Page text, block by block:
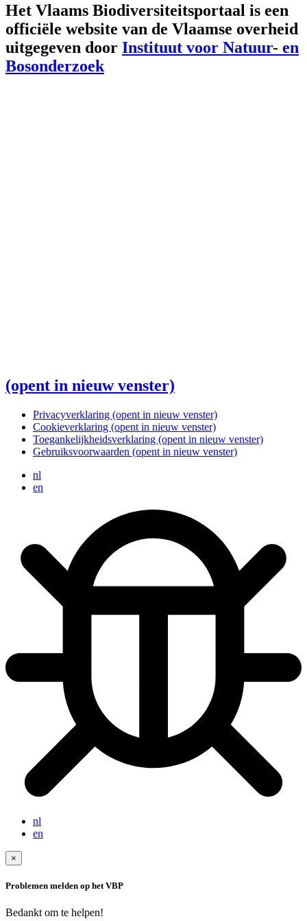
Het Vlaams Biodiversiteitsportaal is een
officiële website van de Vlaamse overheid
uitgegeven door Instituut voor Natuur- en
Bosonderzoek
(opent in nieuw venster)
Privacyverklaring (opent in nieuw venster)
Cookieverklaring (opent in nieuw venster)
Toegankelijkheidsverklaring (opent in nieuw venster)
Gebruiksvoorwaarden (opent in nieuw venster)
nl
en
nl
en
×
Problemen melden op het VBP
Bedankt om te helpen!